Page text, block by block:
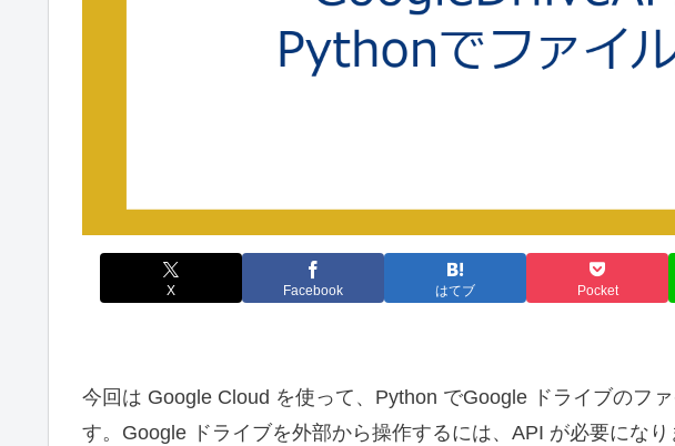
X Facebook はてブ Pocket
今回は Google Cloud を使って、Python でGoogle ドライブのフ
す。Google ドライブを外部から操作するには、API が必要にな